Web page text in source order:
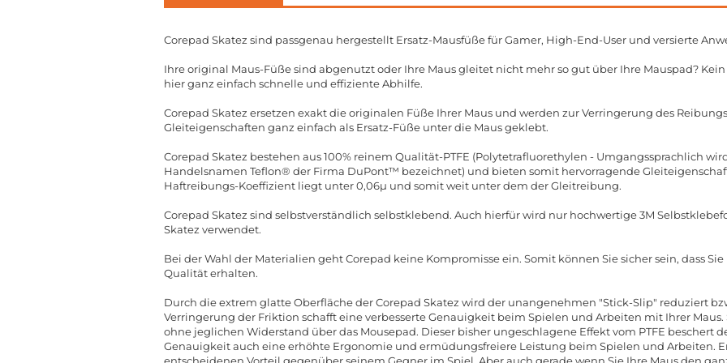
Corepad Skatez sind passgenau hergestellt Ersatz-Mausfüße für Gamer, High-End-User und versierte
Ihre original Maus-Füße sind abgenutzt oder Ihre Maus gleitet nicht mehr so gut über Ihre Mauspad?
hier ganz einfach schnelle und effiziente Abhilfe.
Corepad Skatez ersetzen exakt die originalen Füße Ihrer Maus und werden zur Verringerung des
Gleiteigenschaften ganz einfach als Ersatz-Füße unter die Maus geklebt.
Corepad Skatez bestehen aus 100% reinem Qualität-PTFE (Polytetrafluorethylen - Umgangssprachlich
Handelsnamen Teflon® der Firma DuPont™ bezeichnet) und bieten somit hervorragende
Haftreibungs-Koeffizient liegt unter 0,06µ und somit weit unter dem der Gleitreibung.
Corepad Skatez sind selbstverständlich selbstklebend. Auch hierfür wird nur hochwertige 3M
Skatez verwendet.
Bei der Wahl der Materialien geht Corepad keine Kompromisse ein. Somit können Sie sicher sein, dass
Qualität erhalten.
Durch die extrem glatte Oberfläche der Corepad Skatez wird der unangenehmen "Stick-Slip" reduziert
Verringerung der Friktion schafft eine verbesserte Genauigkeit beim Spielen und Arbeiten mit Ihrer
ohne jeglichen Widerstand über das Mousepad. Dieser bisher ungeschlagene Effekt vom PTFE beschert
Genauigkeit auch eine erhöhte Ergonomie und ermüdungsfreiere Leistung beim Spielen und Arbeiten.